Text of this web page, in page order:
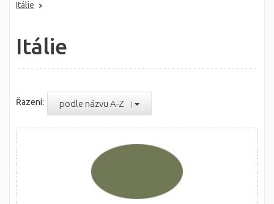
Itálie
Itálie
Řazení: podle názvu A-Z